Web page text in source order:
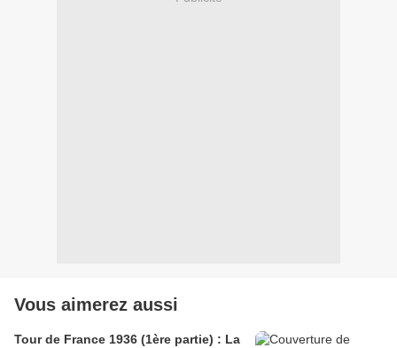
Vous aimerez aussi
Tour de France 1936 (1ère partie) : La